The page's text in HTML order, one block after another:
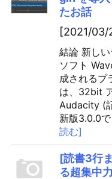
たお話
[2021/03/
結論 新し
ソフト
成されるプ
は、32bit
Audacity (
新版3.0.0で
読む]
[読書3行
る超集中